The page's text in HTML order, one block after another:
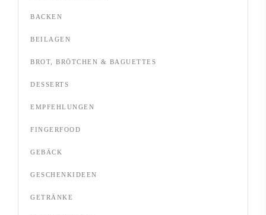
BACKEN
BEILAGEN
BROT, BRÖTCHEN & BAGUETTES
DESSERTS
EMPFEHLUNGEN
FINGERFOOD
GEBÄCK
GESCHENKIDEEN
GETRÄNKE